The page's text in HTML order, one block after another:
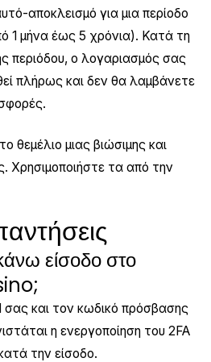
αποκλεισμό για μια περίοδο
1 μήνα έως 5 χρόνια). Κατά τη
περιόδου, ο λογαριασμός σας
πλήρως και δεν θα λαμβάνετε
θεμέλιο μιας βιώσιμης και
Χρησιμοποιήστε τα από την
είσοδο στο
σας και τον κωδικό πρόσβασης
η ενεργοποίηση του 2FA
την είσοδο.